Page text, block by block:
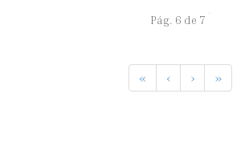
Pág. 6 de 7
« ‹ › »